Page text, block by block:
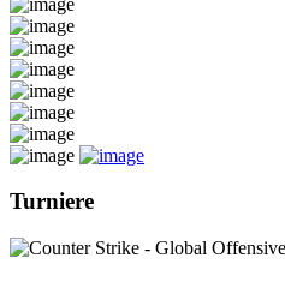
Turniere